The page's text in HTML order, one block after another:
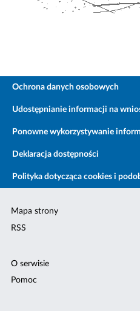
Ochrona danych osobowych
Udostępnianie informacji na
Ponowne wykorzystywanie
Deklaracja dostępności
Polityka dotycząca cookies i
Mapa strony
RSS
O serwisie
Pomoc